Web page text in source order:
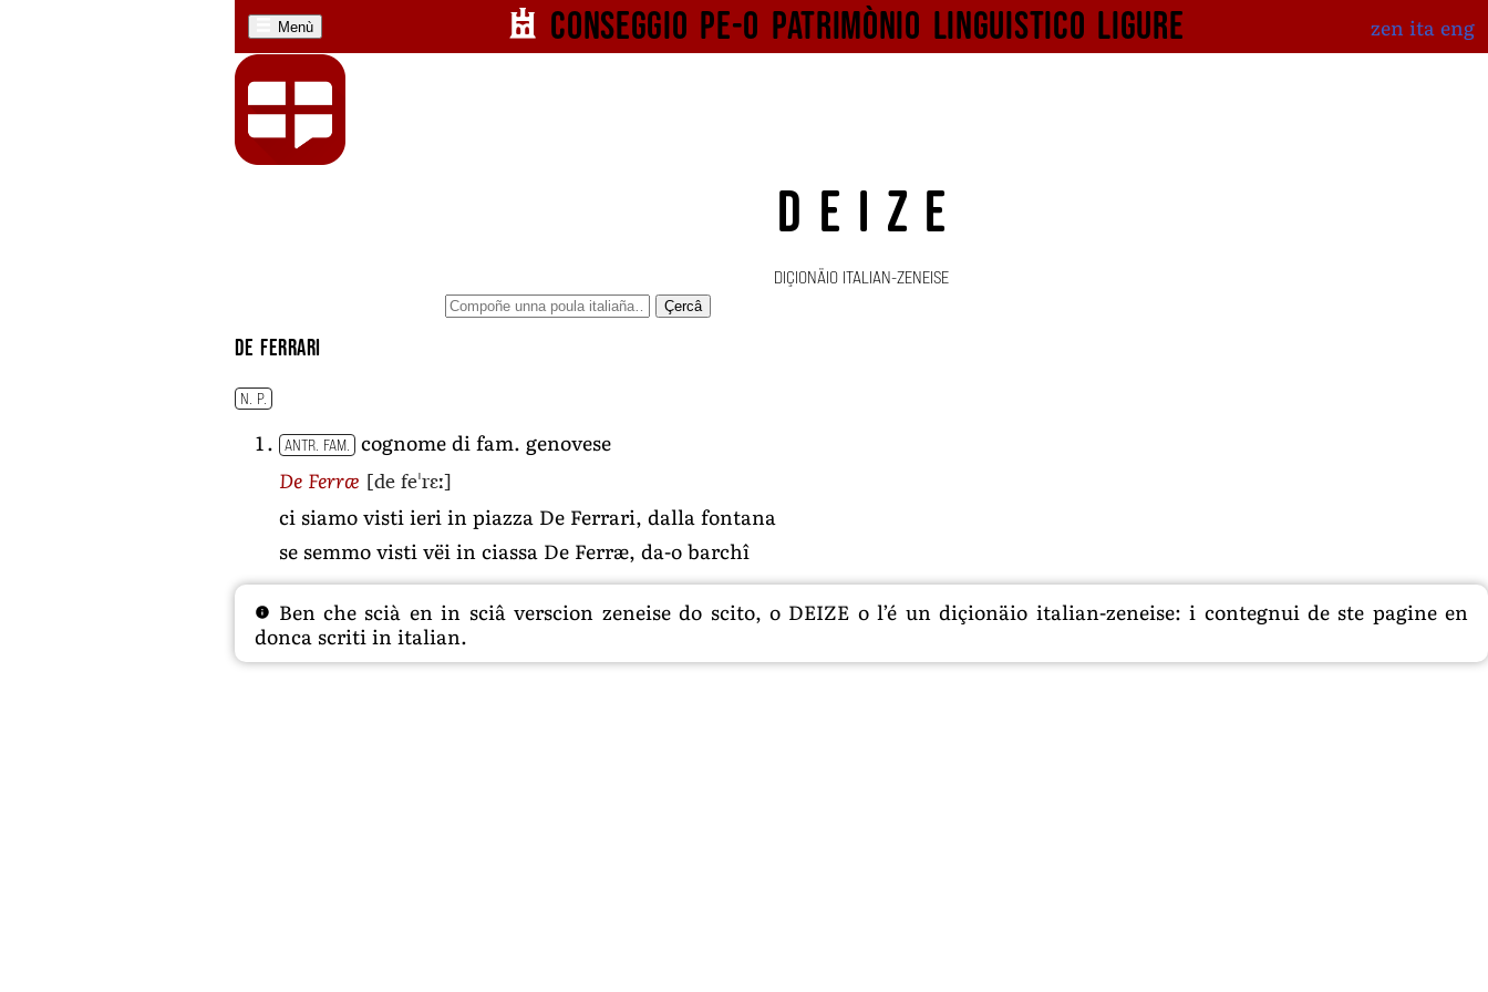
Menù Conseggio pe-o patrimònio linguistico ligure zen ita eng
DEIZE
DIÇIONÄIO ITALIAN-ZENEISE
Çercâ
De Ferrari
N. P.
ANTR. FAM.
cognome di fam. genovese
De Ferræ [de feˈrɛː]
ci siamo visti ieri in piazza De Ferrari, dalla fontana
se semmo visti vëi in ciassa De Ferræ, da-o barchî
Ben che scià en in sciâ verscion zeneise do scito, o DEIZE o l’é un diçionäio italian-zeneise: i contegnui de ste pagine en
donca scriti in italian.